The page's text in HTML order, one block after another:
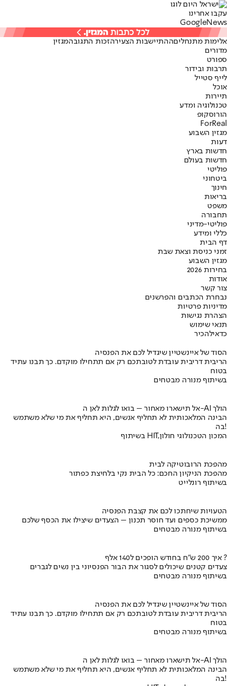
עקבו אחרינו
Googl eNews
אלימות מתנחליםההתיישבות הצעירהזכות התגובהמגזין
מדורים
ספורט
תרבות ובידור
לייף סטייל
אוכל
תיירות
טכנולוגיה ומדע
הורוסקופ
ForReal
מגזין השבוע
דעות
חדשות בארץ
חדשות בעולם
פוליטי
ביטחוני
חינוך
בריאות
משפט
תחבורה
פוליטי-מדיני
כללי ומידע
דף הבית
זמני כניסת וצאת שבת
מגזין השבוע
בחירות 2026
אודות
צור קשר
נבחרת הכתבים והפרשנים
מדיניות פרטיות
הצהרת נגישות
תנאי שימוש
כדאילהכיר
הסוד של איינשטיין שיגדיל לכם את הפנסיה
הריבית דריבית עובדת לטובתכם רק אם תתחילו מוקדם. כך תבנו עתיד
בטוח
בשיתוף מנורה מבטחים
אל תישארו מאחור – בואו לגלות לאן ה-AI הולך
הבינה המלאכותית לא תחליף אנשים, היא תחליף את מי שלא משתמש
בה!
בשיתוף HIT,המכון הטכנולוגי חולון
מהפכת הרובוטיקה לבית
מהפכת הניקיון החכם: כל הבית נקי בלחיצת כפתור
בשיתוף רונלייט
הטעויות שיחתכו לכם את קצבת הפנסיה
ממשיכת כספים ועד חוסר תכנון – הצעדים שיצילו את הכסף שלכם
בשיתוף מנורה מבטחים
איך 200 ש"ח בחודש הופכים ל140 אלף ?
צעדים קטנים שיכולים לסגור את הבור הפנסיוני בין נשים לגברים
בשיתוף מנורה מבטחים
הסוד של איינשטיין שיגדיל לכם את הפנסיה
הריבית דריבית עובדת לטובתכם רק אם תתחילו מוקדם. כך תבנו עתיד
בטוח
בשיתוף מנורה מבטחים
אל תישארו מאחור – בואו לגלות לאן ה-AI הולך
הבינה המלאכותית לא תחליף אנשים, היא תחליף את מי שלא משתמש
בה!